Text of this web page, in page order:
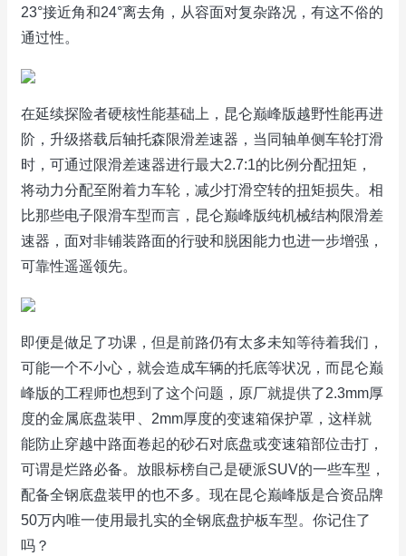
23°接近角和24°离去角，从容面对复杂路况，有这不俗的
通过性。
在延续探险者硬核性能基础上，昆仑巅峰版越野性能再进
阶，升级搭载后轴托森限滑差速器，当同轴单侧车轮打滑
时，可通过限滑差速器进行最大2.7:1的比例分配扭矩，
将动力分配至附着力车轮，减少打滑空转的扭矩损失。相
比那些电子限滑车型而言，昆仑巅峰版纯机械结构限滑差
速器，面对非铺装路面的行驶和脱困能力也进一步增强，
可靠性遥遥领先。
即便是做足了功课，但是前路仍有太多未知等待着我们，
可能一个不小心，就会造成车辆的托底等状况，而昆仑巅
峰版的工程师也想到了这个问题，原厂就提供了2.3mm厚
度的金属底盘装甲、2mm厚度的变速箱保护罩，这样就
能防止穿越中路面卷起的砂石对底盘或变速箱部位击打，
可谓是烂路必备。放眼标榜自己是硬派SUV的一些车型，
配备全钢底盘装甲的也不多。现在昆仑巅峰版是合资品牌
50万内唯一使用最扎实的全钢底盘护板车型。你记住了
吗？